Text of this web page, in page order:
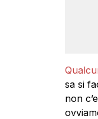
sa si
non